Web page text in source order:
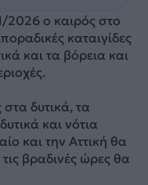
2026 ο καιρός στο
καταιγίδες
και τα βόρεια και
δυτικά, τα
και νότια
και την Αττική θα
βραδινές ώρες θα